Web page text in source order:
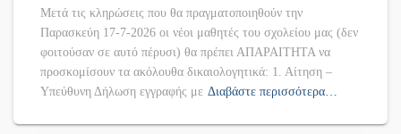
Μετά τις κληρώσεις που θα πραγματοποιηθούν την
Παρασκεύη 17-7-2026 οι νέοι μαθητές του σχολείου μας (δεν
φοιτούσαν σε αυτό πέρυσι) θα πρέπει ΑΠΑΡΑΙΤΗΤΑ να
προσκομίσουν τα ακόλουθα δικαιολογητικά: 1. Αίτηση –
Υπεύθυνη Δήλωση εγγραφής με Διαβάστε περισσότερα…